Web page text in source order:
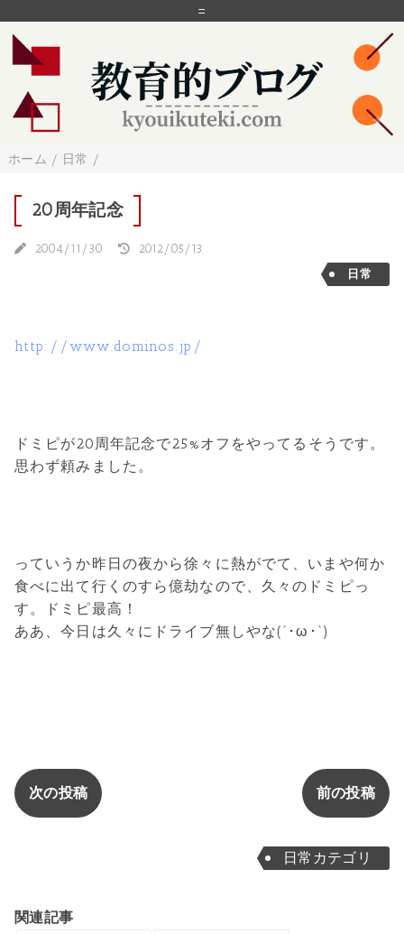
=
ホーム / 日常 /
20周年記念
2004/11/30
2012/05/13
日常
http://www.dominos.jp/
ドミピが20周年記念で25%オフをやってるそうです。
思わず頼みました。
っていうか昨日の夜から徐々に熱がでて、いまや何か
食べに出て行くのすら億劫なので、久々のドミピっ
す。ドミピ最高！
ああ、今日は久々にドライブ無しやな(´･ω･`)
次の投稿 前の投稿
日常カテゴリ
関連記事